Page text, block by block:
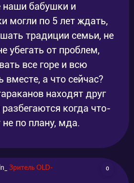
наши бабушки и
могли по 5 лет ждать,
традиции семьи, не
убегать от проблем,
все горе и всю
вместе, а что сейчас?
находят друг
разбегаются когда что-
не по плану, мда.
Зритель OLD-
0